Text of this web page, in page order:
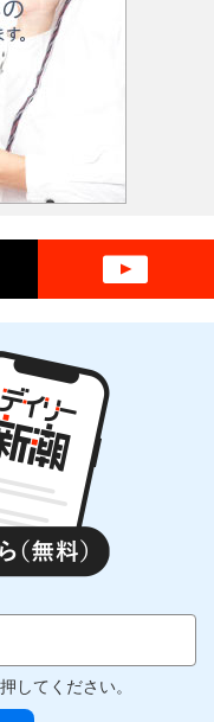
してください。